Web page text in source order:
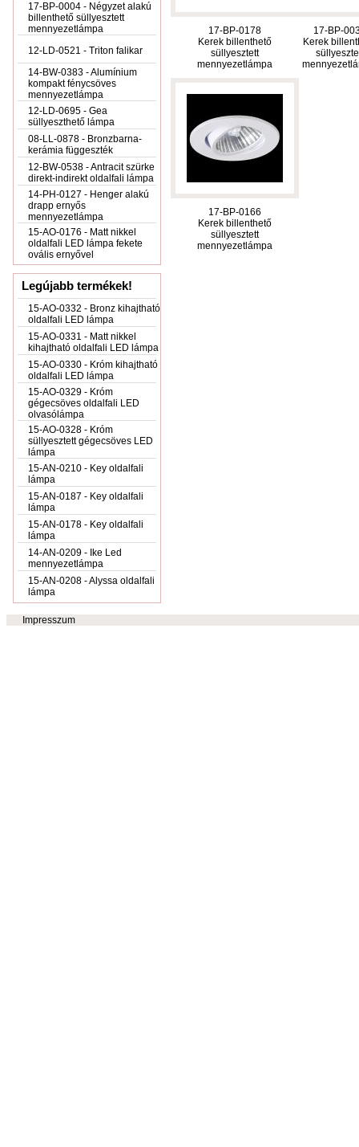
17-BP-0004 - Négyzet alakú
billenthető süllyesztett
mennyezetlámpa
12-LD-0521 - Triton falikar
14-BW-0383 - Alumínium
kompakt fénycsöves
mennyezetlámpa
12-LD-0695 - Gea
süllyeszthető lámpa
08-LL-0878 - Bronzbarna-
kerámia függeszték
12-BW-0538 - Antracit szürke
direkt-indirekt oldalfali lámpa
14-PH-0127 - Henger alakú
drapp ernyős
mennyezetlámpa
15-AO-0176 - Matt nikkel
oldalfali LED lámpa fekete
ovális ernyővel
Legújabb termékek!
15-AO-0332 - Bronz kihajtható
oldalfali LED lámpa
15-AO-0331 - Matt nikkel
kihajtható oldalfali LED lámpa
15-AO-0330 - Króm kihajtható
oldalfali LED lámpa
15-AO-0329 - Króm
gégecsöves oldalfali LED
olvasólámpa
15-AO-0328 - Króm
süllyesztett gégecsöves LED
lámpa
15-AN-0210 - Key oldalfali
lámpa
15-AN-0187 - Key oldalfali
lámpa
15-AN-0178 - Key oldalfali
lámpa
14-AN-0209 - Ike Led
mennyezetlámpa
15-AN-0208 - Alyssa oldalfali
lámpa
17-BP-0178
Kerek billenthető
süllyesztett
mennyezetlámpa
17-BP-
Kerek
17-BP-0166
Kerek billenthető
süllyesztett
mennyezetlámpa
Impresszum